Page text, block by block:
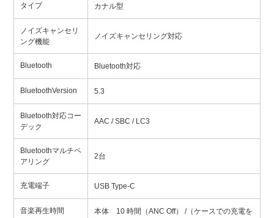
タイプ カナル型
ノイズキャンセリ
ング機能
ノイズキャンセリング対応
Bluetooth Bluetooth対応
BluetoothVersion 5.3
Bluetooth対応コー
デック
AAC / SBC / LC3
Bluetoothマルチペ
アリング
2台
充電端子 USB Type-C
音楽再生時間
本体 10 時間（ANC Off） /（ケースでの充電を